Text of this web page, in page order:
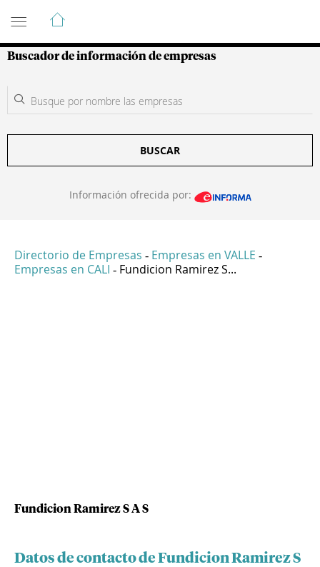
Guía de Empresas Colombianas
Buscador de información de empresas
BUSCAR
Información ofrecida por:
Directorio de Empresas - Empresas en VALLE -
Empresas en CALI - Fundicion Ramirez S...
Fundicion Ramirez S A S
Datos de contacto de Fundicion Ramirez S